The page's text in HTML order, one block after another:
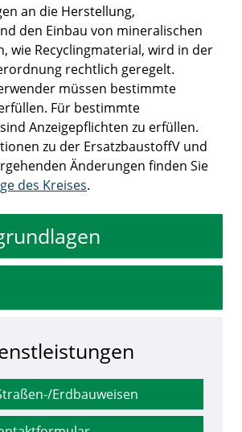
an die Herstellung,
den Einbau von mineralischen
wie Recyclingmaterial, wird in der
rechtlich geregelt.
müssen bestimmte
Für bestimmte
Anzeigepflichten zu erfüllen.
zu der ErsatzbaustoffV und
Änderungen finden Sie
des Kreises.
Erdbauweisen